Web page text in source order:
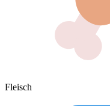
Fleisch